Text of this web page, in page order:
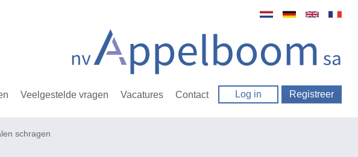
Veelgestelde vragen Vacatures Contact Log in Registreer
schragen